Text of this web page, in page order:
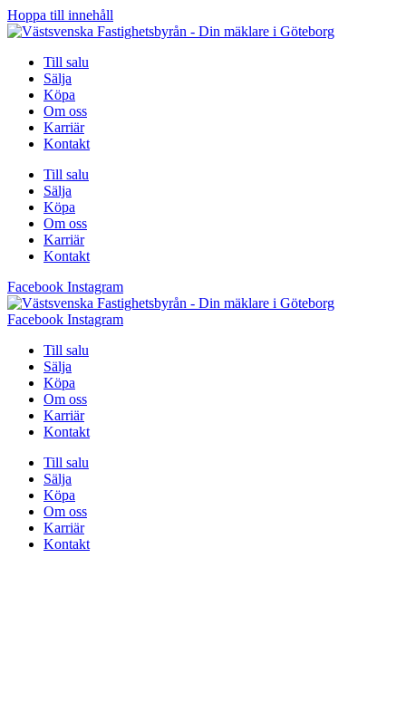
Hoppa till innehåll
Till salu
Sälja
Köpa
Om oss
Karriär
Kontakt
Till salu
Sälja
Köpa
Om oss
Karriär
Kontakt
Facebook Instagram
Facebook Instagram
Till salu
Sälja
Köpa
Om oss
Karriär
Kontakt
Till salu
Sälja
Köpa
Om oss
Karriär
Kontakt